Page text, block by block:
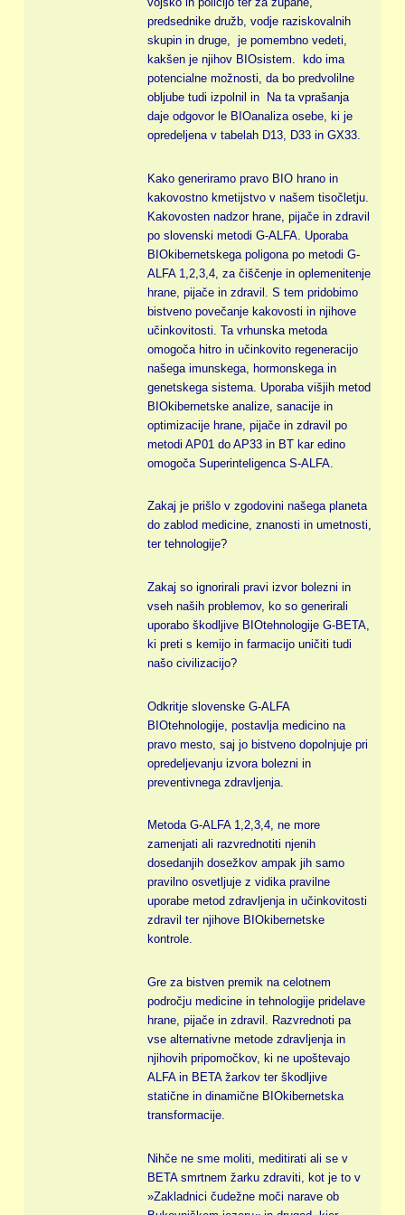
predsednike družb, vodje raziskovalnih
skupin in druge, je pomembno vedeti,
kakšen je njihov BIOsistem. kdo ima
potencialne možnosti, da bo predvolilne
obljube tudi izpolnil in Na ta vprašanja
daje odgovor le BIOanaliza osebe, ki je
opredeljena v tabelah D13, D33 in GX33.
Kako generiramo pravo BIO hrano in
kakovostno kmetijstvo v našem tisočletju.
Kakovosten nadzor hrane, pijače in zdravil
po slovenski metodi G-ALFA. Uporaba
BIOkibernetskega poligona po metodi G-
ALFA 1,2,3,4, za čiščenje in oplemenitenje
hrane, pijače in zdravil. S tem pridobimo
bistveno povečanje kakovosti in njihove
učinkovitosti. Ta vrhunska metoda
omogoča hitro in učinkovito regeneracijo
našega imunskega, hormonskega in
genetskega sistema. Uporaba višjih metod
BIOkibernetske analize, sanacije in
optimizacije hrane, pijače in zdravil po
metodi AP01 do AP33 in BT kar edino
omogoča Superinteligenca S-ALFA.
Zakaj je prišlo v zgodovini našega planeta
do zablod medicine, znanosti in umetnosti,
ter tehnologije?
Zakaj so ignorirali pravi izvor bolezni in
vseh naših problemov, ko so generirali
uporabo škodljive BIOtehnologije G-BETA,
ki preti s kemijo in farmacijo uničiti tudi
našo civilizacijo?
Odkritje slovenske G-ALFA
BIOtehnologije, postavlja medicino na
pravo mesto, saj jo bistveno dopolnjuje pri
opredeljevanju izvora bolezni in
preventivnega zdravljenja.
Metoda G-ALFA 1,2,3,4, ne more
zamenjati ali razvrednotiti njenih
dosedanjih dosežkov ampak jih samo
pravilno osvetljuje z vidika pravilne
uporabe metod zdravljenja in učinkovitosti
zdravil ter njihove BIOkibernetske
kontrole.
Gre za bistven premik na celotnem
področju medicine in tehnologije pridelave
hrane, pijače in zdravil. Razvrednoti pa
vse alternativne metode zdravljenja in
njihovih pripomočkov, ki ne upoštevajo
ALFA in BETA žarkov ter škodljive
statične in dinamične BIOkibernetska
transformacije.
Nihče ne sme moliti, meditirati ali se v
BETA smrtnem žarku zdraviti, kot je to v
»Zakladnici čudežne moči narave ob